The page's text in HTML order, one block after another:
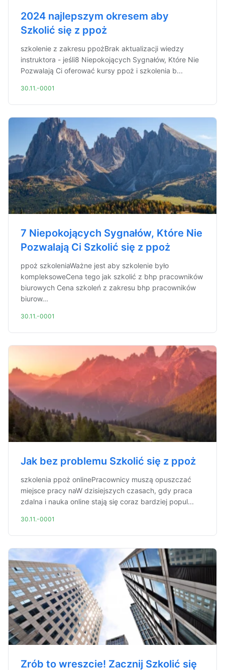
2024 najlepszym okresem aby
Szkolić się z ppoż
szkolenie z zakresu ppożBrak aktualizacji wiedzy
instruktora - jeśli8 Niepokojących Sygnałów, Które Nie
Pozwalają Ci oferować kursy ppoż i szkolenia b...
30.11.-0001
7 Niepokojących Sygnałów, Które Nie
Pozwalają Ci Szkolić się z ppoż
ppoż szkoleniaWażne jest aby szkolenie było
kompleksoweCena tego jak szkolić z bhp pracowników
biurowych Cena szkoleń z zakresu bhp pracowników
biurow...
30.11.-0001
Jak bez problemu Szkolić się z ppoż
szkolenia ppoż onlinePracownicy muszą opuszczać
miejsce pracy naW dzisiejszych czasach, gdy praca
zdalna i nauka online stają się coraz bardziej popul...
30.11.-0001
Zrób to wreszcie! Zacznij Szkolić się